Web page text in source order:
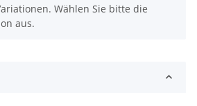
Wählen Sie bitte die
aus.